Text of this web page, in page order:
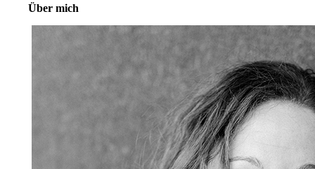
Über mich